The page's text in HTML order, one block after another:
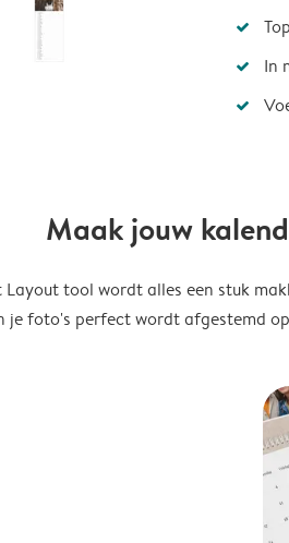
In
Maak jouw
Layout tool wordt alles een stuk
je foto's perfect wordt afgestemd